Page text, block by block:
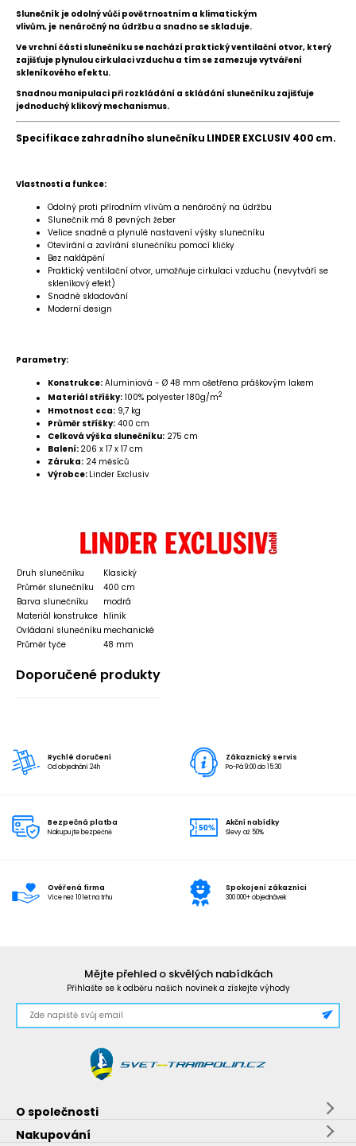
Slunečník je odolný vůči povětrnostním a klimatickým
vlivům, je nenáročný na údržbu a snadno se skladuje.
Ve vrchní části slunečníku se nachází praktický ventilační otvor, který
zajišťuje plynulou cirkulaci vzduchu a tím se zamezuje vytváření
skleníkového efektu.
Snadnou manipulaci při rozkládání a skládání slunečníku zajišťuje
jednoduchý klikový mechanismus.
Specifikace zahradního slunečníku LINDER EXCLUSIV 400 cm.
Vlastnosti a funkce:
Odolný proti přírodním vlivům a nenáročný na údržbu
Slunečník má 8 pevných žeber
Velice snadné a plynulé nastavení výšky slunečníku
Otevírání a zavírání slunečníku pomocí kličky
Bez naklápění
Praktický ventilační otvor, umožňuje cirkulaci vzduchu (nevytváří se
skleníkový efekt)
Snadné skladování
Moderní design
Parametry:
Konstrukce: Aluminiová - Ø 48 mm ošetřena práškovým lakem
Materiál stříšky: 100% polyester 180g/m2
Hmotnost cca: 9,7 kg
Průměr stříšky: 400 cm
Celková výška slunečníku: 275 cm
Balení: 206 x 17 x 17 cm
Záruka: 24 měsíců
Výrobce: Linder Exclusiv
Druh slunečníku
Klasický
Průměr slunečníku
400 cm
Barva slunečníku
modrá
Materiál konstrukce hliník
Ovládaní slunečníku mechanické
Průměr tyče
48 mm
Doporučené produkty
Rychlé doručení
Od objednání 24h
Zákaznický servis
Po-Pá 9:00 do 15:30
Bezpečná platba
Nakupujte bezpečně
Akční nabídky
Slevy až 50%
Ověřená firma
Více než 10 let na trhu
Spokojení zákazníci
300 000+ objednávek
Mějte přehled o skvělých nabídkách
Přihlašte se k odběru našich novinek a získejte výhody
O společnosti
Nakupování